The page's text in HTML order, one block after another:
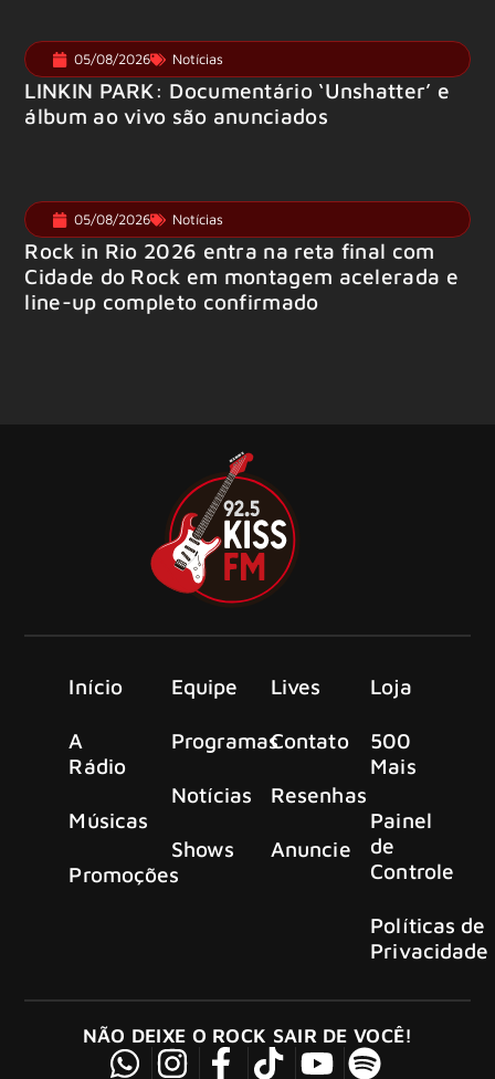
05/08/2026 Notícias
LINKIN PARK: Documentário ‘Unshatter’ e
álbum ao vivo são anunciados
05/08/2026 Notícias
Rock in Rio 2026 entra na reta final com
Cidade do Rock em montagem acelerada e
line-up completo confirmado
Início
A
Rádio
Músicas
Promoções
Equipe
Programas
Notícias
Shows
Lives
Contato
Resenhas
Anuncie
Loja
500
Mais
Painel
de
Controle
Políticas de
Privacidade
NÃO DEIXE O ROCK SAIR DE VOCÊ!